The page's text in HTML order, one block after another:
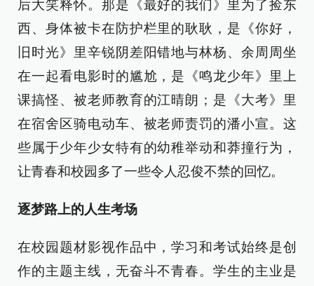
后大笑释怀。那是《最好的我们》里为了捡东
西、身体被卡在防护栏里的耿耿，是《你好，
旧时光》里辛锐阴差阳错地与林杨、余周周坐
在一起看电影时的尴尬，是《鸣龙少年》里上
课搞怪、被老师教育的江晴朗；是《大考》里
在宿舍区骑电动车、被老师责罚的潘小宣。这
些属于少年少女特有的幼稚举动和莽撞行为，
让青春和校园多了一些令人忍俊不禁的回忆。
逐梦路上的人生考场
在校园题材影视作品中，学习和考试始终是创
作的主题主线，无奋斗不青春。学生的主业是